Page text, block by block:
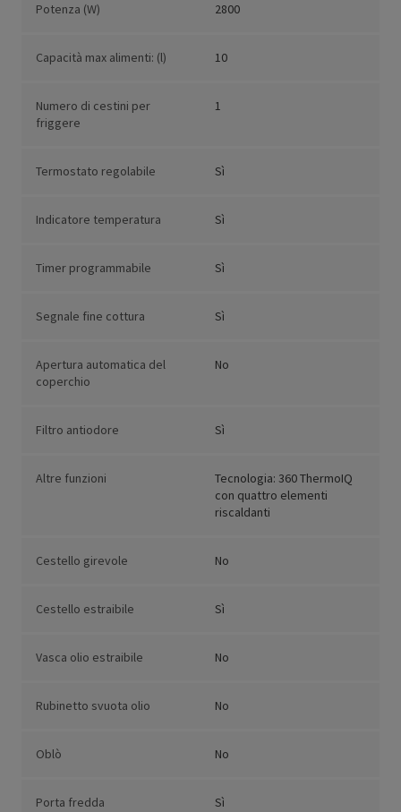
Potenza (W) 2800
Capacità max alimenti: (l) 10
Numero di cestini per
friggere
1
Termostato regolabile Sì
Indicatore temperatura Sì
Timer programmabile Sì
Segnale fine cottura Sì
Apertura automatica del
coperchio
No
Filtro antiodore Sì
Altre funzioni
Tecnologia: 360 ThermoIQ
con quattro elementi
riscaldanti
Cestello girevole No
Cestello estraibile Sì
Vasca olio estraibile No
Rubinetto svuota olio No
Oblò No
Porta fredda Sì